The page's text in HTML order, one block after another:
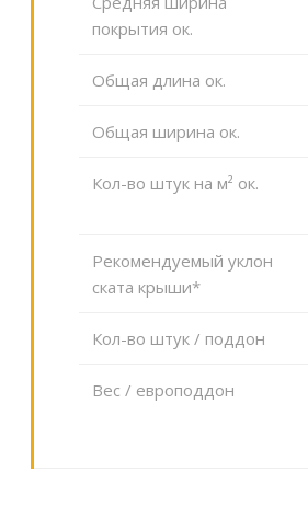
покрытия ок.
Общая длина ок.
Общая ширина ок.
Кол-во штук на м² ок.
Рекомендуемый уклон
ската крыши*
Кол-во штук / поддон
Вес / европоддон